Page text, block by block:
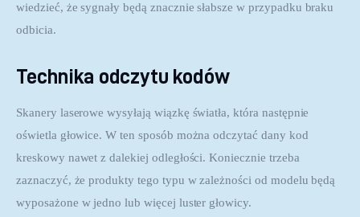
wiedzieć, że sygnały będą znacznie słabsze w przypadku braku
odbicia.
Technika odczytu kodów
Skanery laserowe wysyłają wiązkę światła, która następnie
oświetla głowice. W ten sposób można odczytać dany kod
kreskowy nawet z dalekiej odległości. Koniecznie trzeba
zaznaczyć, że produkty tego typu w zależności od modelu będą
wyposażone w jedno lub więcej luster głowicy.